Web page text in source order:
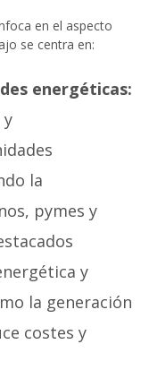
en el aspecto
se centra en:
energéticas:
y
la
pymes y
y
la generación
costes y